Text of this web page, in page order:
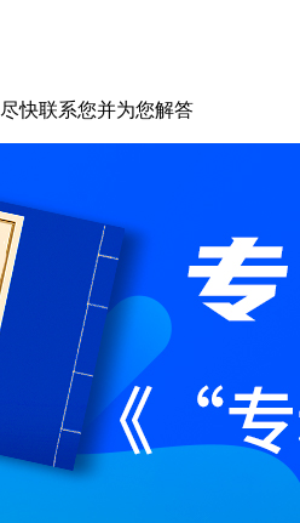
快联系您并为您解答